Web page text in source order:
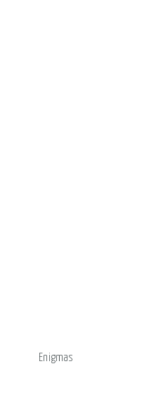
Enigmas